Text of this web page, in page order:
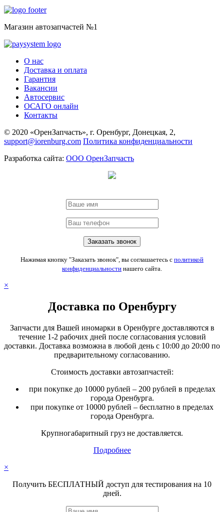
Магазин автозапчастей №1
О нас
Доставка и оплата
Гарантия
Вакансии
Автосервис
ОСАГО онлайн
Контакты
© 2020 «ОренЗапчасть», г. Оренбург, Донецкая, 2,
support@iorenburg.com Политика конфиденциальности
Разработка сайта: ООО ОренЗапчасть
Нажимая кнопку "Заказать звонок", вы соглашаетесь с политикой
конфиденциальности нашего сайта.
×
Доставка по Оренбургу
Запчасти для Вашей иномарки в Оренбурге доставляются в
течение 1-2 рабочих дней после согласования условий
доставки. Доставка возможна в любой день с 10:00 до 20:00 по
предварительному согласованию.
Стоимость доставки автозапчастей:
при покупке до 10000 рублей – 200 рублей в пределах
города Оренбурга.
при покупке от 10000 рублей – бесплатно в пределах
города Оренбурга.
Крупногабаритный груз не доставляется.
Подробнее
×
Получить БЕСПЛАТНЫЙ доступ для тестирования на 10
дней.